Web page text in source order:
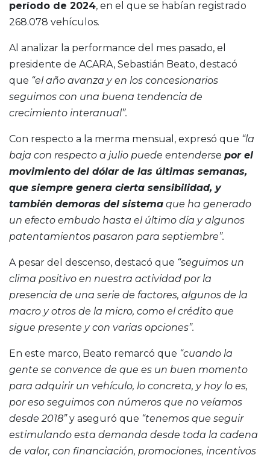
período de 2024, en el que se habían registrado
268.078 vehículos.
Al analizar la performance del mes pasado, el
presidente de ACARA, Sebastián Beato, destacó
que “el año avanza y en los concesionarios
seguimos con una buena tendencia de
crecimiento interanual”.
Con respecto a la merma mensual, expresó que “la
baja con respecto a julio puede entenderse por el
movimiento del dólar de las últimas semanas,
que siempre genera cierta sensibilidad, y
también demoras del sistema que ha generado
un efecto embudo hasta el último día y algunos
patentamientos pasaron para septiembre”.
A pesar del descenso, destacó que “seguimos un
clima positivo en nuestra actividad por la
presencia de una serie de factores, algunos de la
macro y otros de la micro, como el crédito que
sigue presente y con varias opciones”.
En este marco, Beato remarcó que “cuando la
gente se convence de que es un buen momento
para adquirir un vehículo, lo concreta, y hoy lo es,
por eso seguimos con números que no veíamos
desde 2018”y aseguró que “tenemos que seguir
estimulando esta demanda desde toda la cadena
de valor, con financiación, promociones, incentivos